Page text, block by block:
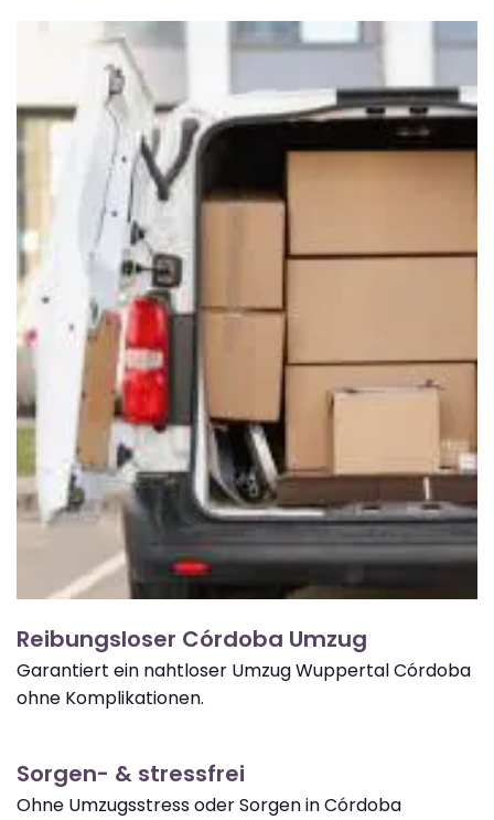
Reibungsloser Córdoba Umzug
Garantiert ein nahtloser Umzug Wuppertal Córdoba
ohne Komplikationen.
Sorgen- & stressfrei
Ohne Umzugsstress oder Sorgen in Córdoba